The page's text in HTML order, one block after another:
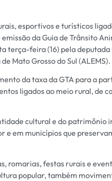
esportivos e turísticos
da Guia de Trânsito
terça-feira (16) pela
Mato Grosso do Sul (ALEMS).
da taxa da GTA para a
ligados ao meio rural, de
cultural e do
em municípios que
romarias, festas rurais e
popular, também